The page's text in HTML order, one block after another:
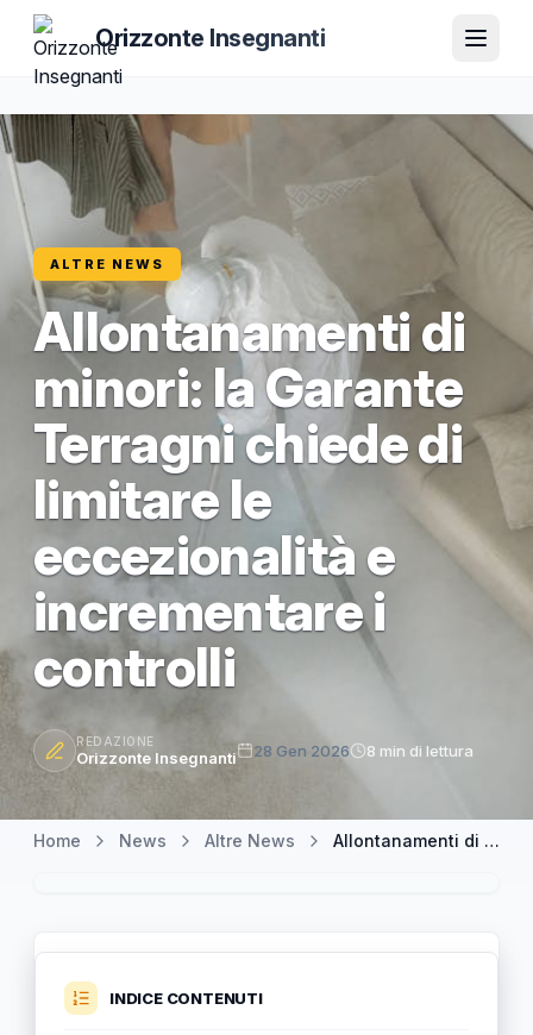
Orizzonte Insegnanti
ALTRE NEWS
Allontanamenti di
minori: la Garante
Terragni chiede di
limitare le
eccezionalità e
incrementare i
controlli
REDAZIONE
Orizzonte Insegnanti 28 Gen 2026 8 min di lettura
Home News Altre News Allontanamenti di minori: la Garante Terragni chiede di limitare le eccezionalità e incrementare i controlli
INDICE CONTENUTI